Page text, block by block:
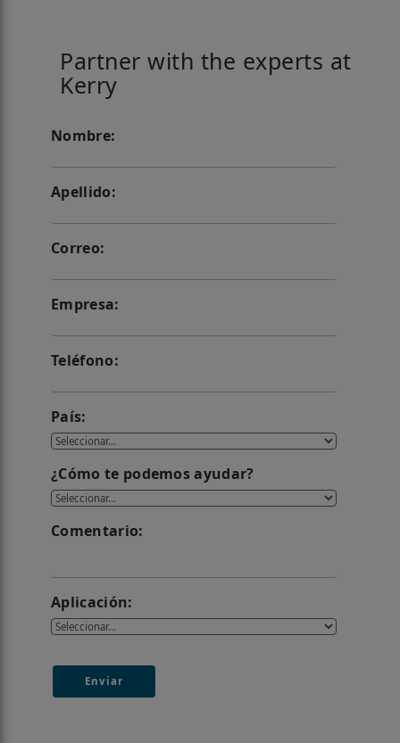
Partner with the experts at
Kerry
Nombre:
Apellido:
Correo:
Empresa:
Teléfono:
País:
¿Cómo te podemos ayudar?
Comentario:
Aplicación:
Enviar